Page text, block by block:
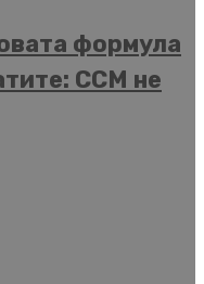
формула
ССМ не